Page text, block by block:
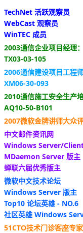
TechNet 活跃观察员
WebCast 观察员
WinTEC 成员
2003通信企业项目经理：
TX03-03-105
2006通信建设项目工程师
XM06-30-093
2010通信施工安全生产培
AQ10-50-B101
2007微软金牌讲师大众
中文邮件资讯网
Windows Server/
MDaemon Server 版主
蝉联六届优秀版主
微软中文技术论坛
Windows Server 版主
Top10 论坛英雄 - NO.6
社区英雄 Windows
51CTO技术门诊客座专家